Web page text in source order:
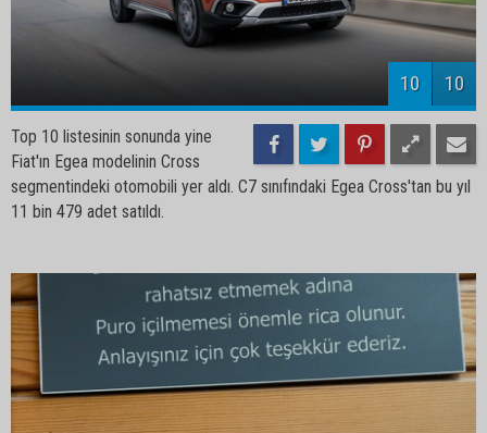
10 10
Top 10 listesinin sonunda yine
Fiat'ın Egea modelinin Cross
segmentindeki otomobili yer aldı. C7 sınıfındaki Egea Cross'tan bu yıl
11 bin 479 adet satıldı.